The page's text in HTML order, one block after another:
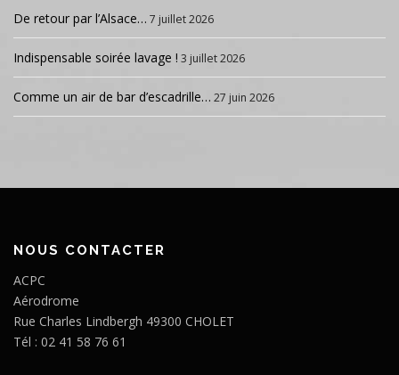
De retour par l’Alsace… 7 juillet 2026
Indispensable soirée lavage ! 3 juillet 2026
Comme un air de bar d’escadrille… 27 juin 2026
NOUS CONTACTER
ACPC
Aérodrome
Rue Charles Lindbergh 49300 CHOLET
Tél : 02 41 58 76 61